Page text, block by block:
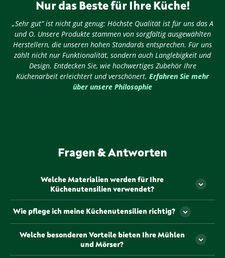
Nur das Beste für Ihre Küche!
„Sehr gut“ ist nicht gut genug: Höchste Qualität ist für uns das A
und O. Unsere Produkte stammen von sorgfältig ausgewählten
Herstellern, die unseren hohen Standards entsprechen. Für uns
zählt nicht nur Funktionalität, sondern auch Langlebigkeit und
Design. Entdecken Sie, wie hochwertiges Zubehör Ihre
Küchenarbeit erleichtert und verschönert. Erfahren Sie mehr
über unsere Philosophie
Fragen & Antworten
Welche Materialien werden für Ihre
Küchenutensilien verwendet?
Unsere Küchenutensilien werden aus hochwertigen,
langlebigen Materialien gefertigt, die sorgfältig
ausgewählt wurden, um Ihnen ein optimales
Kocherlebnis zu bieten. Von robustem Edelstahl bis
hin zu elegantem Glas – wir achten darauf, dass
Wie pflege ich meine Küchenutensilien richtig?
jeweiligen Material ab. In der Regel sollten sie nach
Gebrauch mit warmem Wasser und einem milden
Welche besonderen Vorteile bieten Ihre Mühlen
und Mörser?